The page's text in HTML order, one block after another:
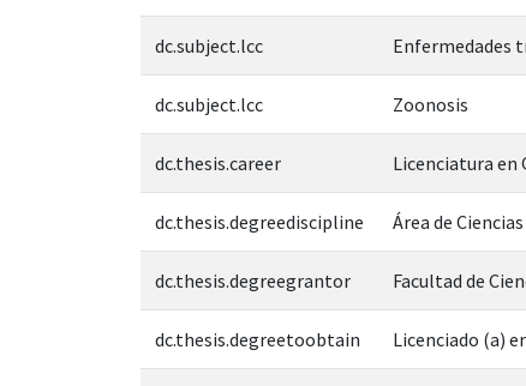
dc.subject.lcc Enfermedades
dc.subject.lcc Zoonosis
dc.thesis.career Licenciatura en
dc.thesis.degreediscipline Área de
dc.thesis.degreegrantor Facultad de
dc.thesis.degreetoobtain Licenciado (a)